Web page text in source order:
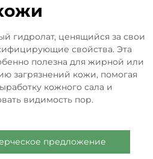
гидролат, ценящийся за свои
свойства. Эта
полезна для жирной или
загрязнений кожи, помогая
кожного сала и
видимость пор.
предложение